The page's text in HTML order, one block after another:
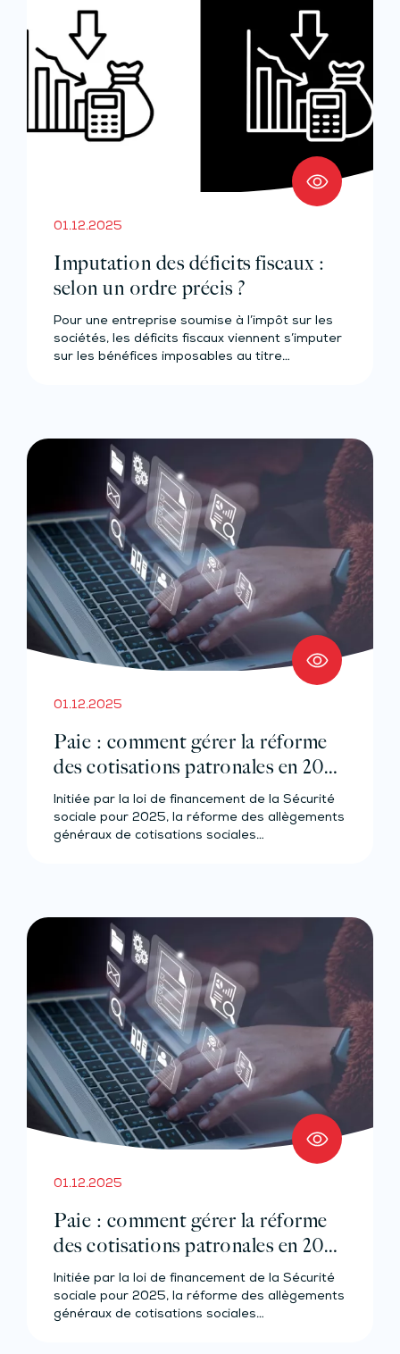
01.12.2025
Imputation des déficits fiscaux :
selon un ordre précis ?
Pour une entreprise soumise à l’impôt sur les
sociétés, les déficits fiscaux viennent s’imputer
sur les bénéfices imposables au titre…
01.12.2025
Paie : comment gérer la réforme
des cotisations patronales en 2026
?
Initiée par la loi de financement de la Sécurité
sociale pour 2025, la réforme des allègements
généraux de cotisations sociales…
01.12.2025
Paie : comment gérer la réforme
des cotisations patronales en 2026
?
Initiée par la loi de financement de la Sécurité
sociale pour 2025, la réforme des allègements
généraux de cotisations sociales…